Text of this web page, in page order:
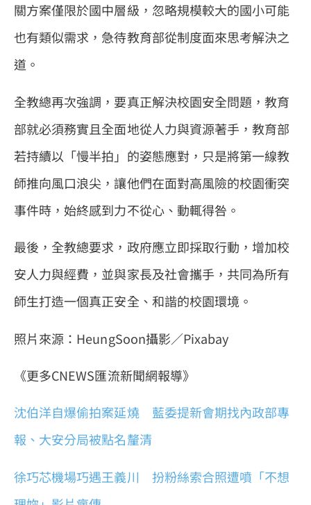
關方案僅限於國中層級，忽略規模較大的國小可能
也有類似需求，急待教育部從制度面來思考解決之
道。
全教總再次強調，要真正解決校園安全問題，教育
部就必須務實且全面地從人力與資源著手，教育部
若持續以「慢半拍」的姿態應對，只是將第一線教
師推向風口浪尖，讓他們在面對高風險的校園衝突
事件時，始終感到力不從心、動輒得咎。
最後，全教總要求，政府應立即採取行動，增加校
安人力與經費，並與家長及社會攜手，共同為所有
師生打造一個真正安全、和諧的校園環境。
照片來源：HeungSoon攝影／Pixabay
《更多CNEWS匯流新聞網報導》
沈伯洋自爆偷拍案延燒 藍委提新會期找內政部專
報、大安分局被點名釐清
徐巧芯機場巧遇王義川 扮粉絲索合照遭噴「不想